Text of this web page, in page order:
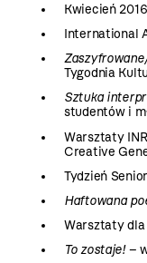
Kwiecień 2016
International
Tygodnia
Sztuka
studentów i
Warsztaty
Creative
Tydzień
Haftowana
Warsztaty dla
To zostaje!–